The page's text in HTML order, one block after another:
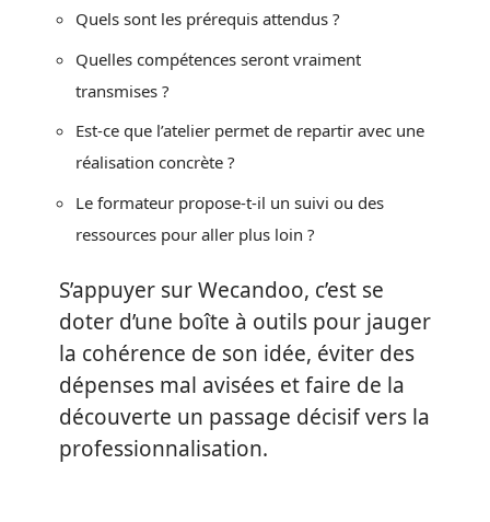
Quels sont les prérequis attendus ?
Quelles compétences seront vraiment
transmises ?
Est-ce que l’atelier permet de repartir avec une
réalisation concrète ?
Le formateur propose-t-il un suivi ou des
ressources pour aller plus loin ?
S’appuyer sur Wecandoo, c’est se
doter d’une boîte à outils pour jauger
la cohérence de son idée, éviter des
dépenses mal avisées et faire de la
découverte un passage décisif vers la
professionnalisation.